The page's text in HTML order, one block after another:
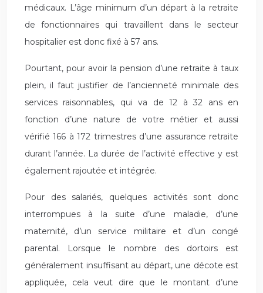
médicaux. L’âge minimum d’un départ à la retraite
de fonctionnaires qui travaillent dans le secteur
hospitalier est donc fixé à 57 ans.
Pourtant, pour avoir la pension d’une retraite à taux
plein, il faut justifier de l’ancienneté minimale des
services raisonnables, qui va de 12 à 32 ans en
fonction d’une nature de votre métier et aussi
vérifié 166 à 172 trimestres d’une assurance retraite
durant l’année. La durée de l’activité effective y est
également rajoutée et intégrée.
Pour des salariés, quelques activités sont donc
interrompues à la suite d’une maladie, d’une
maternité, d’un service militaire et d’un congé
parental. Lorsque le nombre des dortoirs est
généralement insuffisant au départ, une décote est
appliquée, cela veut dire que le montant d’une